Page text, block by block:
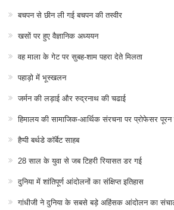
बचपन से छीन ली गई बचपन की तस्वीर
खसों पर हुए वैज्ञानिक अध्ययन
वह माला के गेट पर सुबह-शाम पहरा देते मिलता
पहाड़ो में भूस्खलन
जर्मन की लड़ाई और रुद्रनाथ की चढाई
हिमालय की सामाजिक-आर्थिक संरचना पर प्रोफेसर पूरन
हैप्पी बर्थडे कॉर्बेट साहब
28 साल के युवा से जब टिहरी रियासत डर गई
दुनिया में शांतिपूर्ण आंदोलनों का संक्षिप्त इतिहास
गांधीजी ने दुनिया के सबसे बड़े अहिंसक आंदोलन का